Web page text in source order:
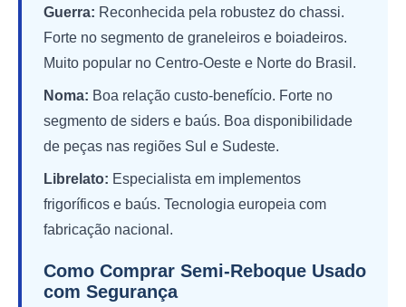
Guerra: Reconhecida pela robustez do chassi.
Forte no segmento de graneleiros e boiadeiros.
Muito popular no Centro-Oeste e Norte do Brasil.
Noma: Boa relação custo-benefício. Forte no
segmento de siders e baús. Boa disponibilidade
de peças nas regiões Sul e Sudeste.
Librelato: Especialista em implementos
frigoríficos e baús. Tecnologia europeia com
fabricação nacional.
Como Comprar Semi-Reboque Usado
com Segurança